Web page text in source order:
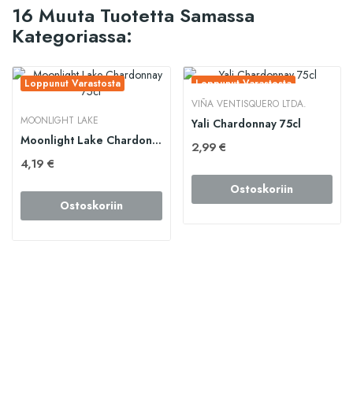
16 Muuta Tuotetta Samassa
Kategoriassa:
Loppunut Varastosta
MOONLIGHT LAKE
Moonlight Lake Chardonnay 75cl
4,19 €
Ostoskoriin
Loppunut Varastosta
VIÑA VENTISQUERO LTDA.
Yali Chardonnay 75cl
2,99 €
Ostoskoriin